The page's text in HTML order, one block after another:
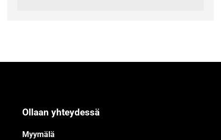
Ollaan yhteydessä
Myymälä